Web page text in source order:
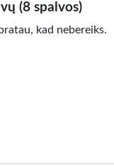
(8 spalvos)
kad nebereiks.